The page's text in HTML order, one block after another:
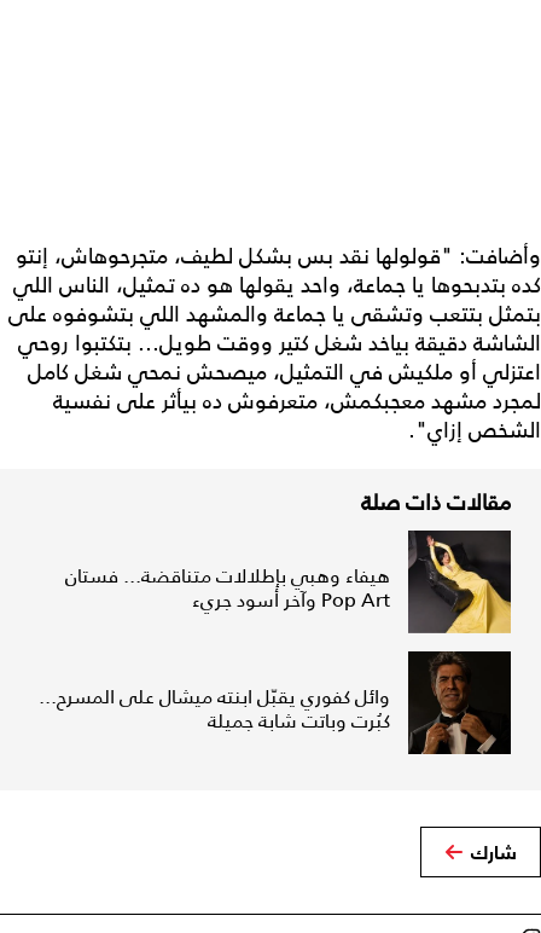
وأضافت: "قولولها نقد بس بشكل لطيف، متجرحوهاش، إنتو
كده بتدبحوها يا جماعة، واحد يقولها هو ده تمثيل، الناس اللي
بتمثل بتتعب وتشقى يا جماعة والمشهد اللي بتشوفوه على
الشاشة دقيقة بياخد شغل كتير ووقت طويل... بتكتبوا روحي
اعتزلي أو ملكيش في التمثيل، ميصحش نمحي شغل كامل
لمجرد مشهد معجبكمش، متعرفوش ده بيأثر على نفسية
الشخص إزاي".
مقالات ذات صلة
هيفاء وهبي بإطلالات متناقضة... فستان
Pop Art وآخر أسود جريء
وائل كفوري يقبّل ابنته ميشال على المسرح...
كبُرت وباتت شابة جميلة
شارك